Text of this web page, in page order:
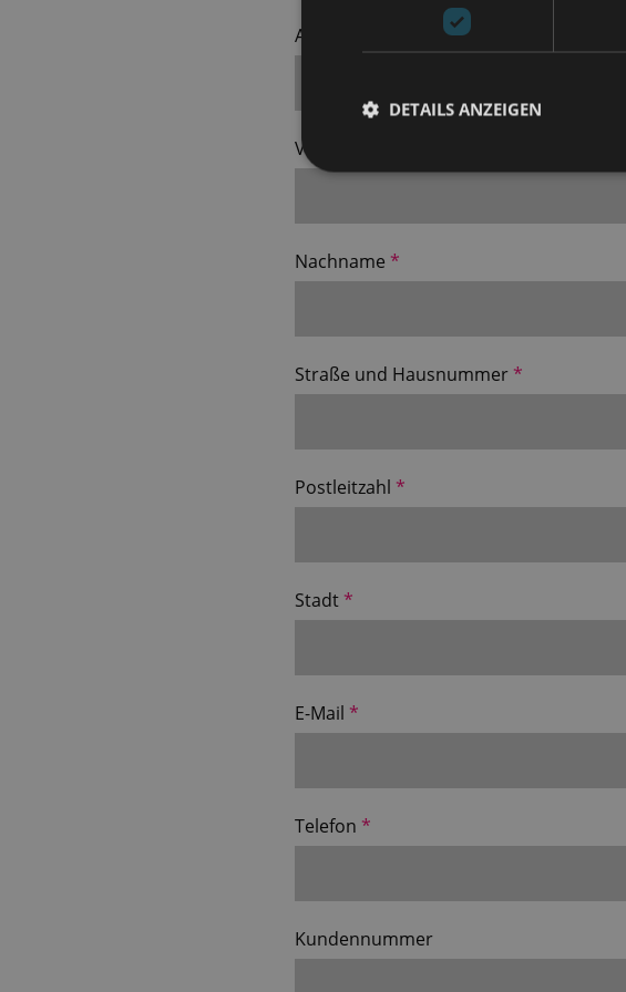
Anrede
Vorname
Nachname
Straße und Hausnummer
Postleitzahl
Stadt
E-Mail
Telefon
Kundennummer
DETAILS ANZEIGEN